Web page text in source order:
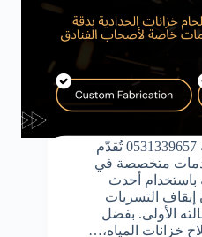
لحام خزانات فيبر جلاس بمكة 0531339657 تُقدّم
متخصصة في
باستخدام أحدث
إيقاف التسربات
الأولى. بفضل
خزانات المياه،…